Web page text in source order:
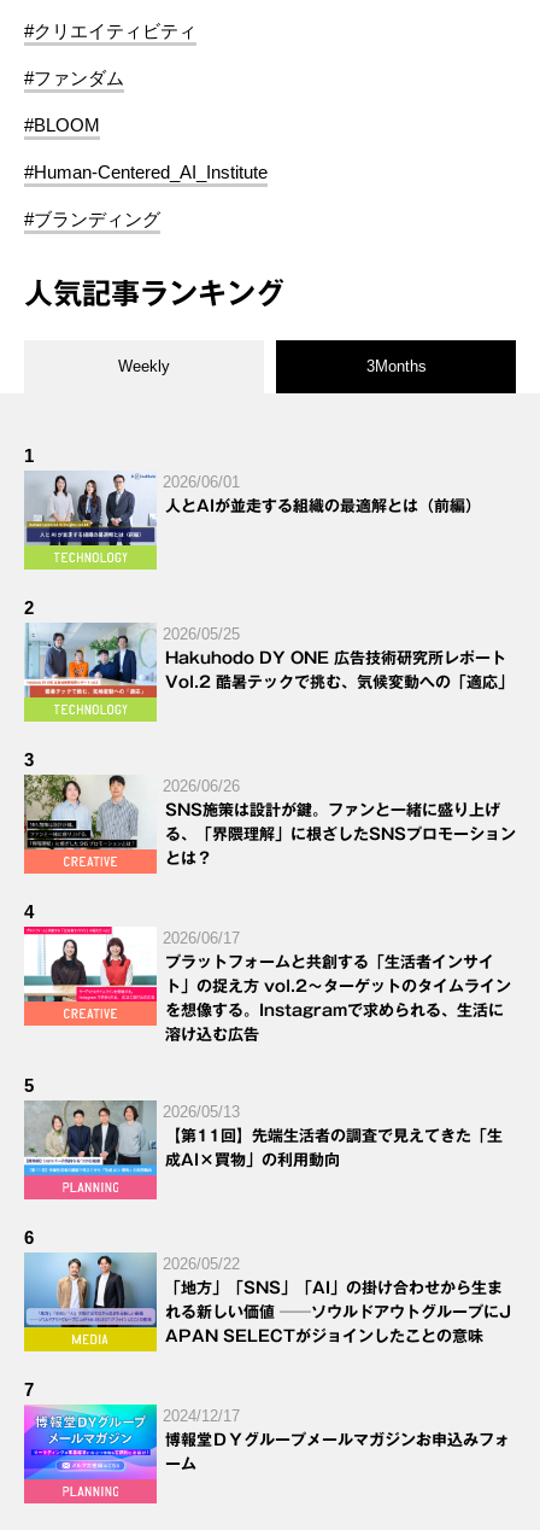
#クリエイティビティ
#ファンダム
#BLOOM
#Human-Centered_AI_Institute
#ブランディング
人気記事ランキング
Weekly 3Months
1
2026/06/01
人とAIが並走する組織の最適解とは（前編）
2
2026/05/25
Hakuhodo DY ONE 広告技術研究所レポート
Vol.2 酷暑テックで挑む、気候変動への「適応」
3
2026/06/26
SNS施策は設計が鍵。ファンと一緒に盛り上げ
る、「界隈理解」に根ざしたSNSプロモーション
とは？
4
2026/06/17
プラットフォームと共創する「生活者インサイ
ト」の捉え方 vol.2～ターゲットのタイムライン
を想像する。Instagramで求められる、生活に
溶け込む広告
5
2026/05/13
【第11回】先端生活者の調査で見えてきた「生
成AI×買物」の利用動向
6
2026/05/22
「地方」「SNS」「AI」の掛け合わせから生ま
れる新しい価値 ──ソウルドアウトグループにJ
APAN SELECTがジョインしたことの意味
7
2024/12/17
博報堂ＤＹグループメールマガジンお申込みフォ
ーム